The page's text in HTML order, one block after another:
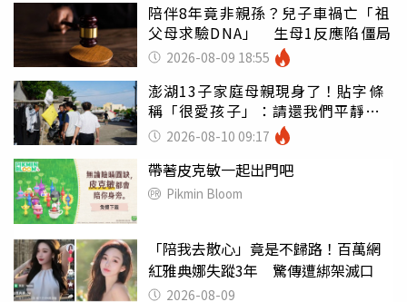
陪伴8年竟非親孫？兒子車禍亡「祖
父母求驗DNA」 生母1反應陷僵局
2026-08-09 18:55
澎湖13子家庭母親現身了！貼字條
稱「很愛孩子」：請還我們平靜生
活 2026-08-10 09:17
帶著皮克敏一起出門吧
Pikmin Bloom
「陪我去散心」竟是不歸路！百萬網
紅雅典娜失蹤3年 驚傳遭綁架滅口
2026-08-09